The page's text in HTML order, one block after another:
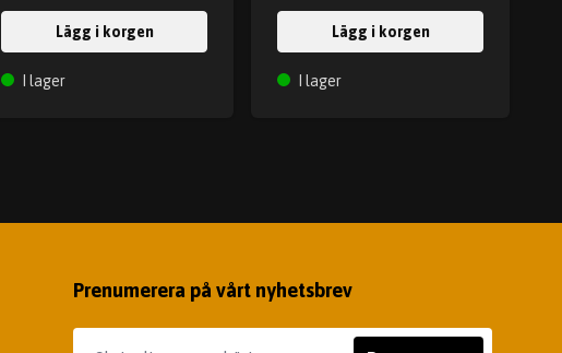
Lägg i korgen
I lager
Lägg i korgen
I lager
Prenumerera på vårt nyhetsbrev